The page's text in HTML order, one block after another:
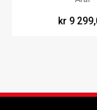
kr 9